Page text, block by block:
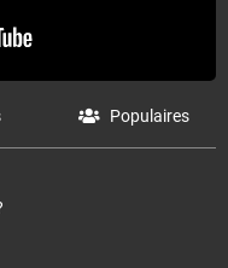
Populaires